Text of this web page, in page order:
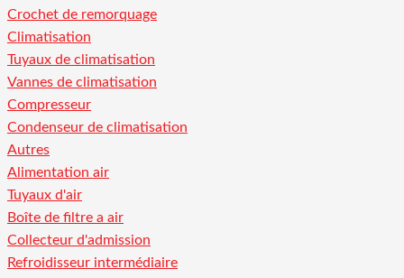
Crochet de remorquage
Climatisation
Tuyaux de climatisation
Vannes de climatisation
Compresseur
Condenseur de climatisation
Autres
Alimentation air
Tuyaux d'air
Boîte de filtre a air
Collecteur d'admission
Refroidisseur intermédiaire